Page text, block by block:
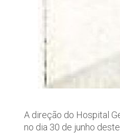
A direção do Hospital
no dia 30 de junho